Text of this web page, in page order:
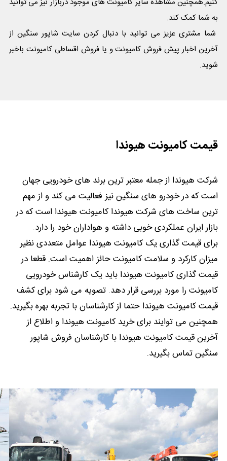
به شما کمک کند.
شما مشتری عزیز می توانید با دنبال کردن سایت شاپور سنگین از
آخرین اخبار پیش فروش کامیونت و یا فروش اقساطی کامیونت باخبر
شوید.
قیمت کامیونت هیوندا
شرکت هیوندا از جمله معتبر ترین برند های خودرویی جهان
است که در خودرو های سنگین نیز فعالیت می کند و از مهم
ترین ساخت های شرکت هیوندا کامیونت هیوندا است که در
بازار ایران عملکردی خوبی داشته و هواداران خود را دارد.
برای قیمت گذاری یک کامیونت هیوندا عوامل متعددی نظیر
میزان کارکرد و سلامت کامیونت حائز اهمیت است. قطعا در
قیمت گذاری کامیونت هیوندا باید یک کارشناس خودرویی
کامیونت را مورد بررسی قرار دهد. تصویه می شود برای کشف
قیمت کامیونت هیوندا حتما از کارشناسان با تجربه بهره بگیرید.
همچنین می توایند برای خرید کامیونت هیوندا و اطلاع از
آخرین قیمت کامیونت هیوندا با کارشناسان فروش شاپور
سنگین تماس بگیرید.